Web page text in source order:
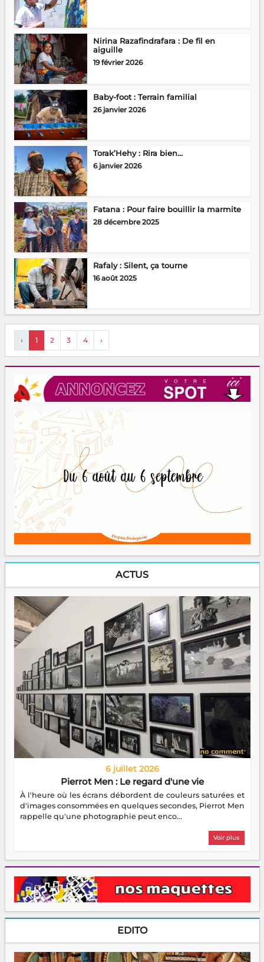
Nirina Razafindrafara : De fil en
aiguille
19 février 2026
Baby-foot : Terrain familial
26 janvier 2026
Torak’Hehy : Rira bien…
6 janvier 2026
Fatana : Pour faire bouillir la marmite
28 décembre 2025
Rafaly : Silent, ça tourne
16 août 2025
‹ 1 2 3 4 ›
ACTUS
6 juillet 2026
Pierrot Men : Le regard d'une vie
À l'heure où les écrans débordent de couleurs saturées et
d'images consommées en quelques secondes, Pierrot Men
rappelle qu'une photographie peut enco...
Voir plus
EDITO